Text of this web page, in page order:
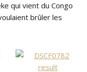
qui vient du Congo
brûler les